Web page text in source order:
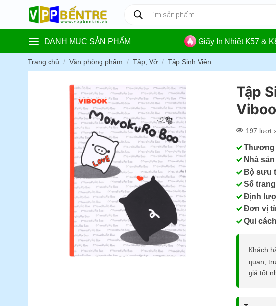
content
kiếm
phẩm
DANH MỤC SẢN PHẨM Giấy In Nhiệt K57 &
Trang chủ / Văn phòng phẩm / Tập, Vở / Tập Sinh Viên
Tập
197 lượt
Thương
Nhà
Bộ sưu
Số
Định
Đơn vị
Qui
Khách
quan,
giá tốt